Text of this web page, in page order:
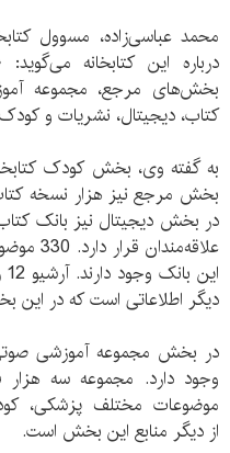
محمد عباسی‌‌زاده، مسوول
درباره این کتابخانه‌
بخش‌های مرجع، مجموعه
کتاب، دیجیتال، نشریات و
به گفته وی، بخش کودک
بخش مرجع نیز هزار نسخه
دیگر اطلاعاتی است که در این
وجود دارد. مجموعه سه
موضوعات مختلف پزشکی،
از دیگر منابع این بخش است.